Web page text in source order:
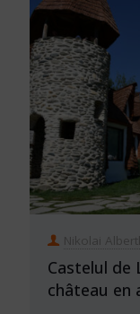
Nikolai
Castelul de
château en